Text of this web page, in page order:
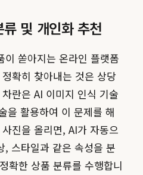
및 개인화 추천
쏟아지는 온라인 플랫폼
확히 찾아내는 것은 상당
란은 AI 이미지 인식 기술
을 활용하여 이 문제를 해
진을 올리면, AI가 자동으
스타일과 같은 속성을 분
확한 상품 분류를 수행합니